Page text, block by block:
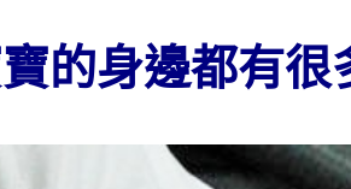
的身邊都有